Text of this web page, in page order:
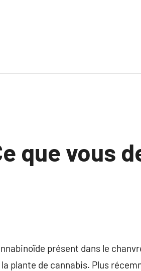
que vous
présent dans le
plante de cannabis. Plus